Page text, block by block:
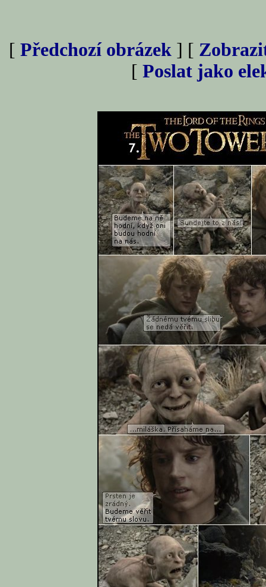
[ Předchozí obrázek ] [
[ Poslat jako